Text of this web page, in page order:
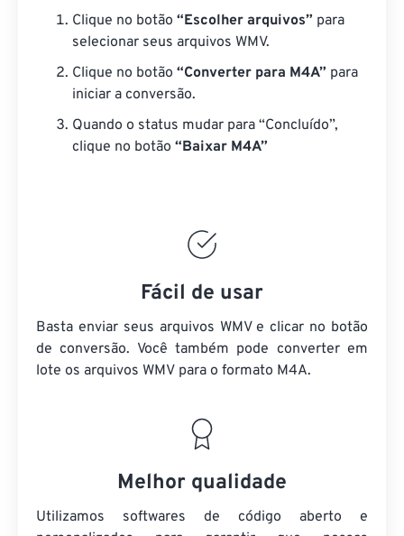
Clique no botão “Escolher arquivos” para
selecionar seus arquivos WMV.
Clique no botão “Converter para M4A” para
iniciar a conversão.
Quando o status mudar para “Concluído”,
clique no botão “Baixar M4A”
Fácil de usar
Basta enviar seus arquivos WMV e clicar no botão
de conversão. Você também pode converter em
lote os arquivos WMV para o formato M4A.
Melhor qualidade
Utilizamos softwares de código aberto e